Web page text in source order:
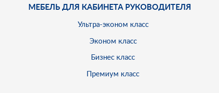
МЕБЕЛЬ ДЛЯ КАБИНЕТА РУКОВОДИТЕЛЯ
Ультра-эконом класс
Эконом класс
Бизнес класс
Премиум класс